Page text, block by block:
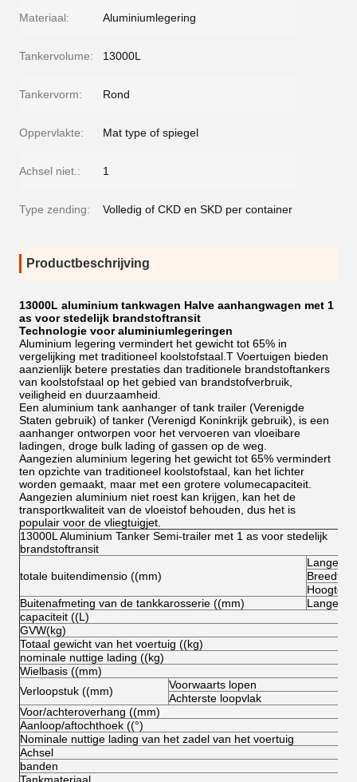
Materiaal: Aluminiumlegering
Tankervolume: 13000L
Tankervorm: Rond
Oppervlakte: Mat type of spiegel
Achsel niet.: 1
Type zending: Volledig of CKD en SKD per container
Productbeschrijving
13000L aluminium tankwagen Halve aanhangwagen met 1
as voor stedelijk brandstoftransit
Technologie voor aluminiumlegeringen
Aluminium legering vermindert het gewicht tot 65% in
vergelijking met traditioneel koolstofstaal.T Voertuigen bieden
aanzienlijk betere prestaties dan traditionele brandstoftankers
van koolstofstaal op het gebied van brandstofverbruik,
veiligheid en duurzaamheid.
Een aluminium tank aanhanger of tank trailer (Verenigde
Staten gebruik) of tanker (Verenigd Koninkrijk gebruik), is een
aanhanger ontworpen voor het vervoeren van vloeibare
ladingen, droge bulk lading of gassen op de weg.
Aangezien aluminium legering het gewicht tot 65% vermindert
ten opzichte van traditioneel koolstofstaal, kan het lichter
worden gemaakt, maar met een grotere volumecapaciteit.
Aangezien aluminium niet roest kan krijgen, kan het de
transportkwaliteit van de vloeistof behouden, dus het is
populair voor de vliegtuigjet.
13000L Aluminium Tanker Semi-trailer met 1 as voor stedelijk
brandstoftransit
totale buitendimensio ((mm)
Lange
Breedte
Hoogte
Buitenafmeting van de tankkarosserie ((mm)
Lange
capaciteit ((L)
GVW(kg)
Totaal gewicht van het voertuig ((kg)
nominale nuttige lading ((kg)
Wielbasis ((mm)
Verloopstuk ((mm)
Voorwaarts lopen
Achterste loopvlak
Voor/achteroverhang ((mm)
Aanloop/aftochthoek ((°)
Nominale nuttige lading van het zadel van het voertuig
Achsel
banden